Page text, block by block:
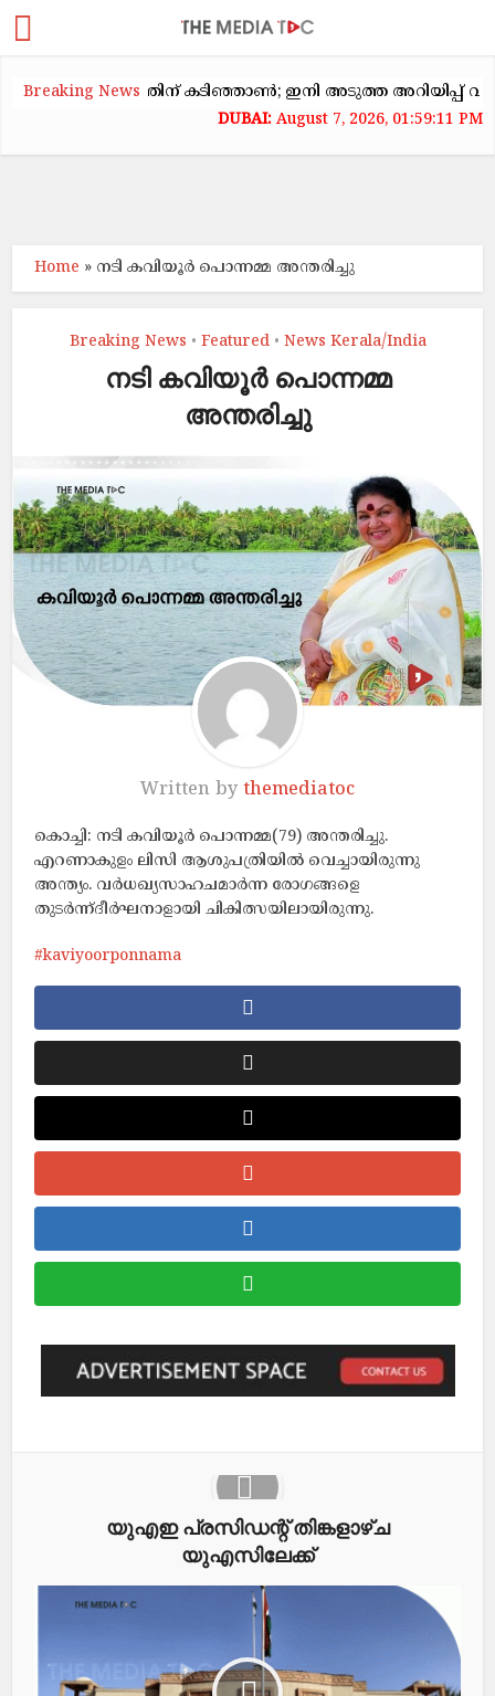
Breaking News
കടിഞ്ഞാൺ; ഇനി അടുത്ത അറിയിപ്പ് വരെ
August 7, 2026, 01:59:11 PM
Home » നടി കവിയൂർ പൊന്നമ്മ അന്തരിച്ചു
Breaking News • Featured • News Kerala/India
നടി കവിയൂർ പൊന്നമ്മ
അന്തരിച്ചു
Written by themediatoc
കൊച്ചി: നടി കവിയൂർ പൊന്നമ്മ(79) അന്തരിച്ചു.
എറണാകുളം ലിസി ആശുപത്രിയിൽ വെച്ചായിരുന്നു
അന്ത്യം. വർധഖ്യസാഹചമാർന്ന രോഗങ്ങളെ
തുടർന്ന്ദീർഘനാളായി ചികിത്സയിലായിരുന്നു.
kaviyoorponnama
യുഎഇ പ്രസിഡന്റ് തിങ്കളാഴ്ച
യുഎസിലേക്ക്